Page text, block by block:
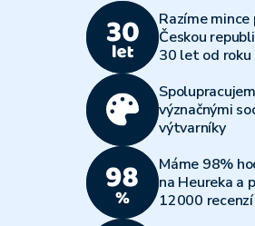
Razíme mince
Českou
30 let od
význačnými
výtvarníky
Máme 98%
na Heureka a
12000 recenzí